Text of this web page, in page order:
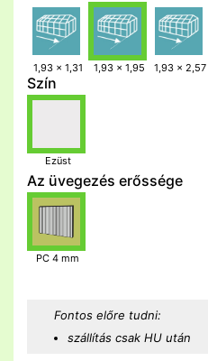
1,93 x 1,31 1,93 x 1,95 1,93 x 2,57
Szín
Ezüst
Az üvegezés erőssége
PC 4 mm
Fontos előre tudni:
szállítás csak HU után